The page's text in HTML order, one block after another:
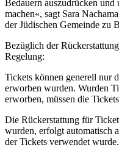
Bedauern auszudrücken und
machen«, sagt Sara
der Jüdischen Gemeinde zu
Bezüglich der
Regelung:
Tickets können generell nur
erworben wurden. Wurden
erworben, müssen die
Die Rückerstattung für
wurden, erfolgt automatisch
der Tickets verwendet wurde.